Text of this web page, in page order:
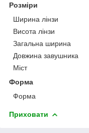
Розміри
Ширина лінзи
Висота лінзи
Загальна ширина
Довжина завушника
Міст
Форма
Форма
Приховати